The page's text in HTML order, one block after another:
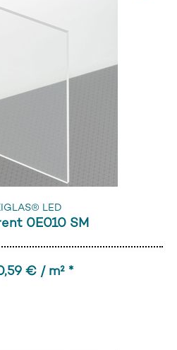
LED
0E010 SM
€ / m² *